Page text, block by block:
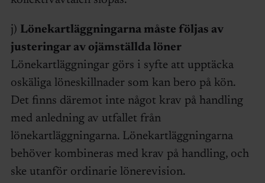
j) Lönekartläggningarna måste följas av
justeringar av ojämställda löner
Lönekartläggningar görs i syfte att upptäcka
oskäliga löneskillnader som kan bero på kön.
Det finns däremot inte något krav på handling
med anledning av utfallet från
lönekartläggningarna. Lönekartläggningarna
behöver kombineras med krav på handling, och
ske utanför ordinarie lönerevision.